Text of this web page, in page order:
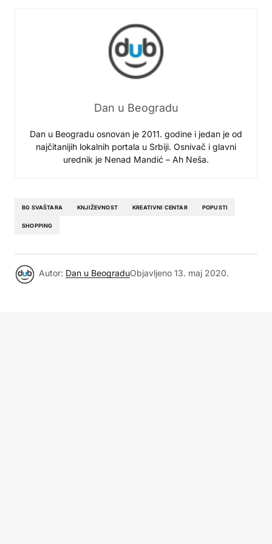
Dan u Beogradu
Dan u Beogradu osnovan je 2011. godine i jedan je od
najčitanijih lokalnih portala u Srbiji. Osnivač i glavni
urednik je Nenad Mandić – Ah Neša.
BG SVAŠTARA KNJIŽEVNOST KREATIVNI CENTAR POPUSTI
SHOPPING
Autor: Dan u BeograduObjavljeno 13. maj 2020.